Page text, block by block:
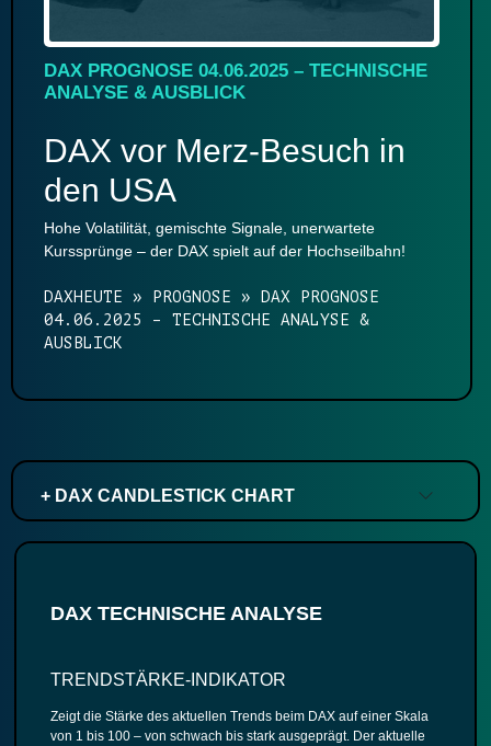
DAX PROGNOSE 04.06.2025 – TECHNISCHE
ANALYSE & AUSBLICK
DAX vor Merz-Besuch in
den USA
Hohe Volatilität, gemischte Signale, unerwartete
Kurssprünge – der DAX spielt auf der Hochseilbahn!
DAXHEUTE » PROGNOSE »
DAX PROGNOSE
04.06.2025 – TECHNISCHE ANALYSE &
AUSBLICK
+ DAX CANDLESTICK CHART
DAX TECHNISCHE ANALYSE
TRENDSTÄRKE-INDIKATOR
Zeigt die Stärke des aktuellen Trends beim DAX auf einer Skala
von 1 bis 100 – von schwach bis stark ausgeprägt. Der aktuelle